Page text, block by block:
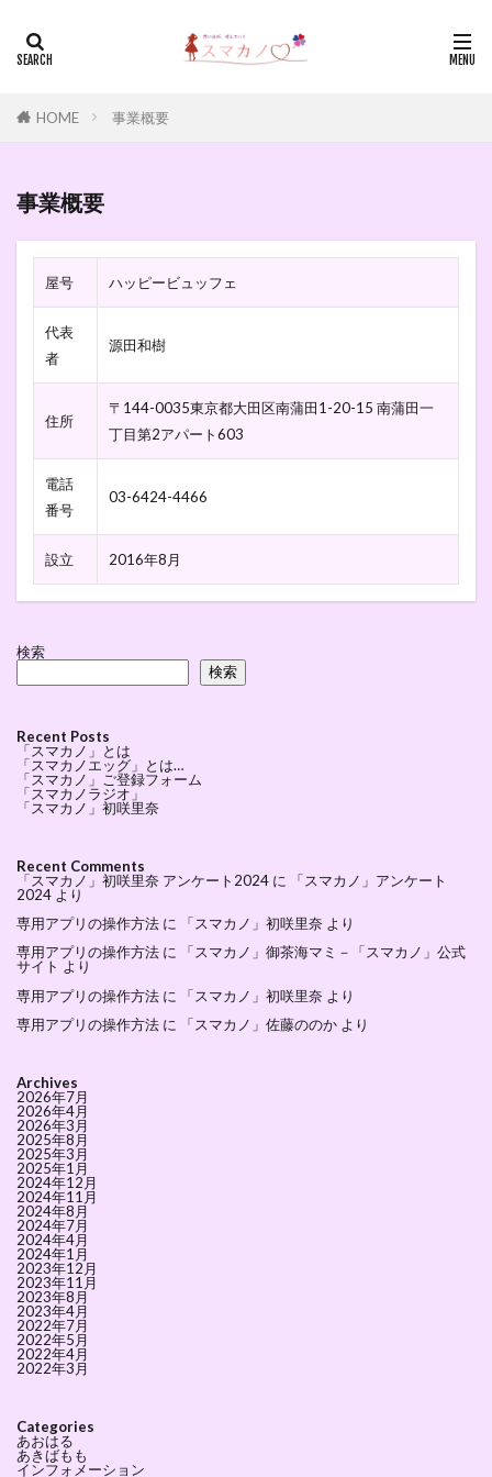
HOME 事業概要
事業概要
屋号 ハッピービュッフェ
代表
者
源田和樹
住所
〒144-0035東京都大田区南蒲田1-20-15 南蒲田一
丁目第2アパート603
電話
番号
03-6424-4466
設立 2016年8月
検索
検索
Recent Posts
「スマカノ」とは
「スマカノエッグ」とは…
「スマカノ」ご登録フォーム
「スマカノラジオ」
「スマカノ」初咲里奈
Recent Comments
「スマカノ」初咲里奈 アンケート2024 に
「スマカノ」アンケート
2024 より
専用アプリの操作方法 に 「スマカノ」初咲里奈 より
専用アプリの操作方法 に
「スマカノ」御茶海マミ－「スマカノ」公式
サイト より
専用アプリの操作方法 に 「スマカノ」初咲里奈 より
専用アプリの操作方法 に 「スマカノ」佐藤ののか より
Archives
2026年7月
2026年4月
2026年3月
2025年8月
2025年3月
2025年1月
2024年12月
2024年11月
2024年8月
2024年7月
2024年4月
2024年1月
2023年12月
2023年11月
2023年8月
2023年4月
2022年7月
2022年5月
2022年4月
2022年3月
Categories
あおはる
あきばもも
インフォメーション